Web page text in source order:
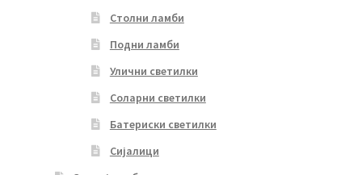
Столни ламби
Подни ламби
Улични светилки
Соларни светилки
Батериски светилки
Сијалици